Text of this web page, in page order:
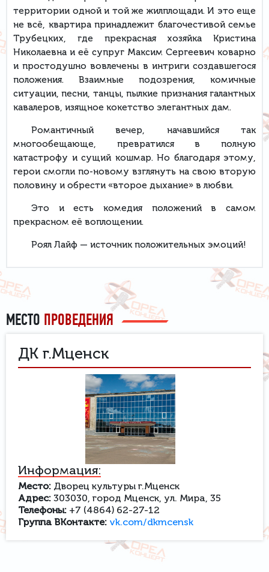
территории одной и той же жилплощади. И это еще
не всё, квартира принадлежит благочестивой семье
Трубецких, где прекрасная хозяйка Кристина
Николаевна и её супруг Максим Сергеевич коварно
и простодушно вовлечены в интриги создавшегося
положения. Взаимные подозрения, комичные
ситуации, песни, танцы, пылкие признания галантных
кавалеров, изящное кокетство элегантных дам.
Романтичный вечер, начавшийся так
многообещающе, превратился в полную
катастрофу и сущий кошмар. Но благодаря этому,
герои смогли по-новому взглянуть на свою вторую
половину и обрести «второе дыхание» в любви.
Это и есть комедия положений в самом
прекрасном её воплощении.
Роял Лайф — источник положительных эмоций!
МЕСТО ПРОВЕДЕНИЯ
ДК г.Мценск
Информация:
Место: Дворец культуры г.Мценск
Адрес: 303030, город Мценск, ул. Мира, 35
Телефоны: +7 (4864) 62-27-12
Группа ВКонтакте: vk.com/dkmcensk